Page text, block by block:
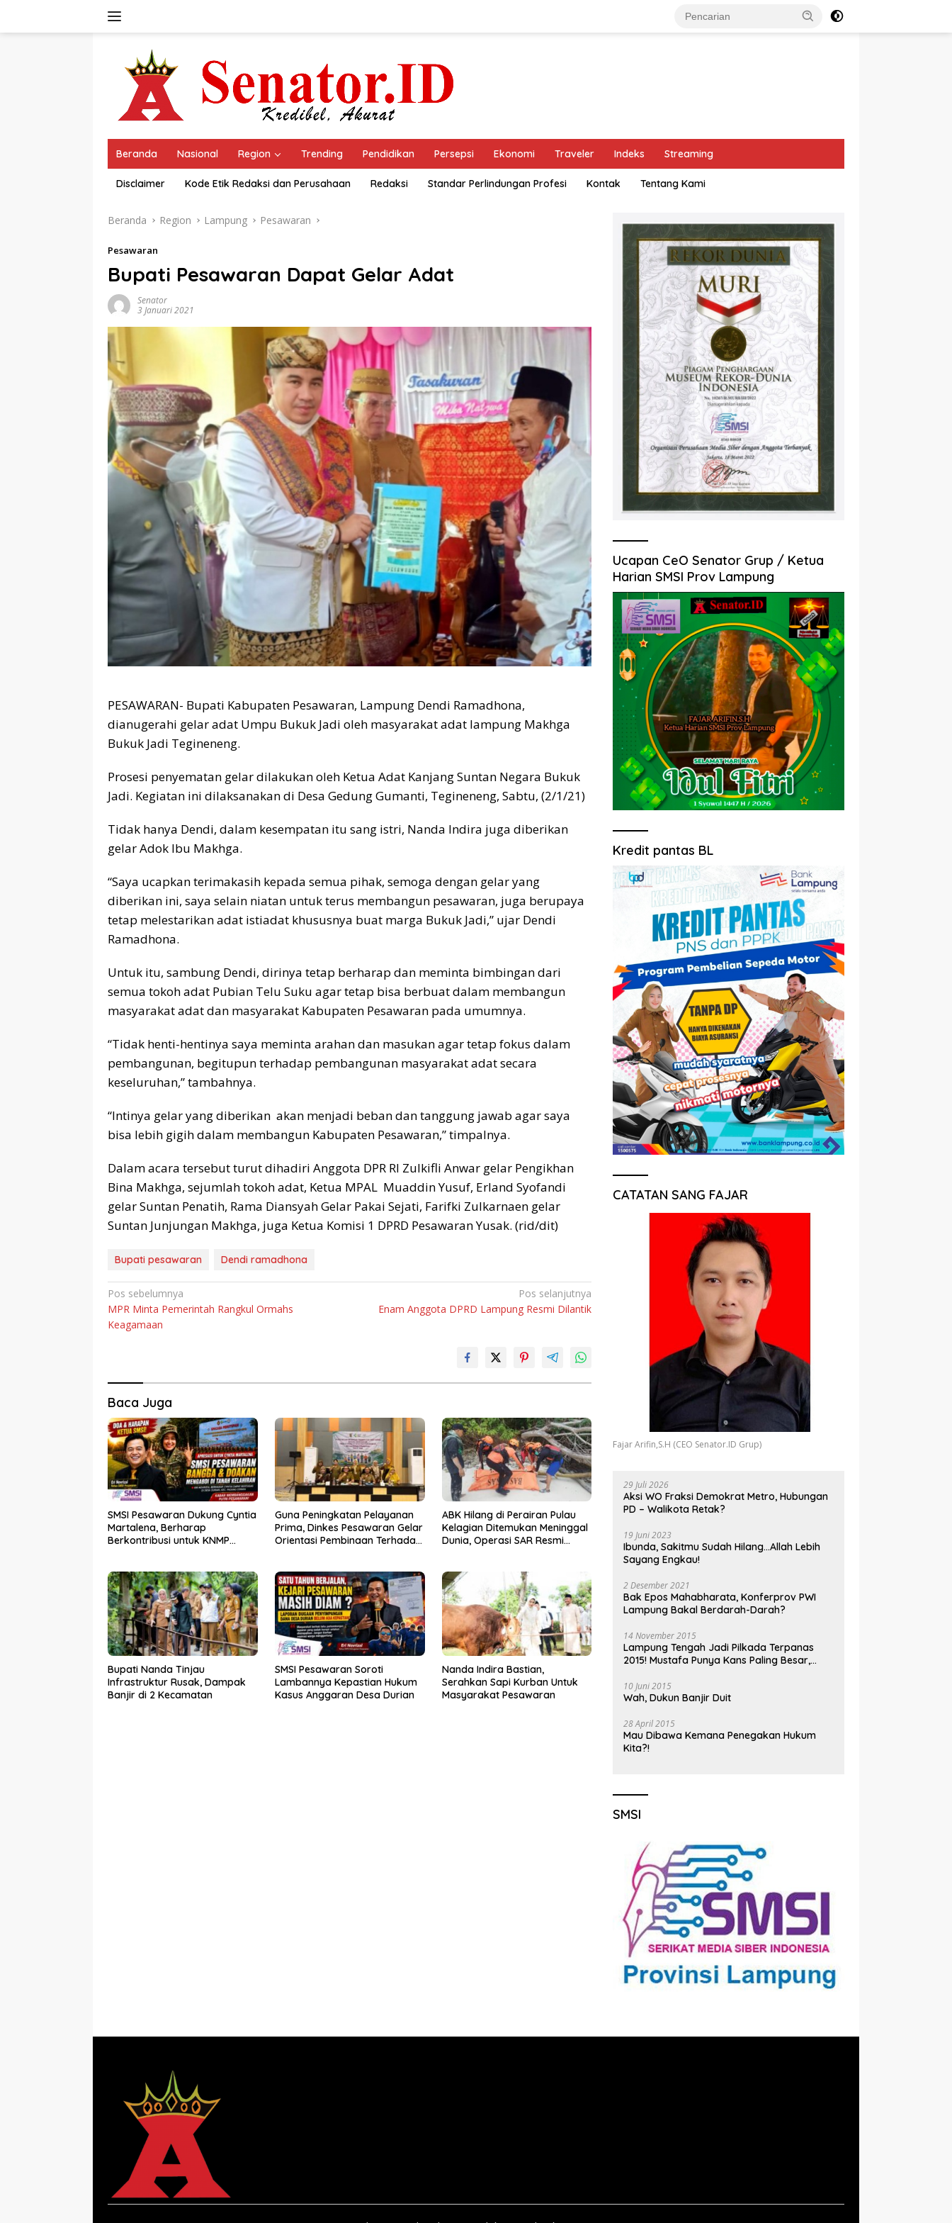
Beranda Nasional Region Trending Pendidikan Persepsi Ekonomi Traveler Indeks Streaming
Disclaimer Kode Etik Redaksi dan Perusahaan Redaksi Standar Perlindungan Profesi Kontak Tentang Kami
Beranda Region Lampung Pesawaran
Pesawaran
Bupati Pesawaran Dapat Gelar Adat
Senator
3 Januari 2021
PESAWARAN- Bupati Kabupaten Pesawaran, Lampung Dendi Ramadhona,
dianugerahi gelar adat Umpu Bukuk Jadi oleh masyarakat adat lampung Makhga
Bukuk Jadi Tegineneng.
Prosesi penyematan gelar dilakukan oleh Ketua Adat Kanjang Suntan Negara Bukuk
Jadi. Kegiatan ini dilaksanakan di Desa Gedung Gumanti, Tegineneng, Sabtu, (2/1/21)
Tidak hanya Dendi, dalam kesempatan itu sang istri, Nanda Indira juga diberikan
gelar Adok Ibu Makhga.
“Saya ucapkan terimakasih kepada semua pihak, semoga dengan gelar yang
diberikan ini, saya selain niatan untuk terus membangun pesawaran, juga berupaya
tetap melestarikan adat istiadat khususnya buat marga Bukuk Jadi,” ujar Dendi
Ramadhona.
Untuk itu, sambung Dendi, dirinya tetap berharap dan meminta bimbingan dari
semua tokoh adat Pubian Telu Suku agar tetap bisa berbuat dalam membangun
masyarakat adat dan masyarakat Kabupaten Pesawaran pada umumnya.
“Tidak henti-hentinya saya meminta arahan dan masukan agar tetap fokus dalam
pembangunan, begitupun terhadap pembangunan masyarakat adat secara
keseluruhan,” tambahnya.
“Intinya gelar yang diberikan akan menjadi beban dan tanggung jawab agar saya
bisa lebih gigih dalam membangun Kabupaten Pesawaran,” timpalnya.
Dalam acara tersebut turut dihadiri Anggota DPR RI Zulkifli Anwar gelar Pengikhan
Bina Makhga, sejumlah tokoh adat, Ketua MPAL Muaddin Yusuf, Erland Syofandi
gelar Suntan Penatih, Rama Diansyah Gelar Pakai Sejati, Farifki Zulkarnaen gelar
Suntan Junjungan Makhga, juga Ketua Komisi 1 DPRD Pesawaran Yusak. (rid/dit)
Bupati pesawaran Dendi ramadhona
Navigasi
pos
Pos sebelumnya
MPR Minta Pemerintah Rangkul Ormahs
Keagamaan
Pos selanjutnya
Enam Anggota DPRD Lampung Resmi Dilantik
Baca Juga
SMSI Pesawaran Dukung Cyntia
Martalena, Berharap
Berkontribusi untuk KNMP
Guna Peningkatan Pelayanan
Prima, Dinkes Pesawaran Gelar
Orientasi Pembinaan Terhadap
ABK Hilang di Perairan Pulau
Kelagian Ditemukan Meninggal
Dunia, Operasi SAR Resmi
Bupati Nanda Tinjau
Infrastruktur Rusak, Dampak
Banjir di 2 Kecamatan
SMSI Pesawaran Soroti
Lambannya Kepastian Hukum
Kasus Anggaran Desa Durian
Nanda Indira Bastian,
Serahkan Sapi Kurban Untuk
Masyarakat Pesawaran
Ucapan CeO Senator Grup / Ketua
Harian SMSI Prov Lampung
Kredit pantas BL
CATATAN SANG FAJAR
Fajar Arifin,S.H (CEO Senator.ID Grup)
29 Juli 2026
Aksi WO Fraksi Demokrat Metro, Hubungan
PD – Walikota Retak?
19 Juni 2023
Ibunda, Sakitmu Sudah Hilang…Allah Lebih
Sayang Engkau!
2 Desember 2021
Bak Epos Mahabharata, Konferprov PWI
Lampung Bakal Berdarah-Darah?
14 November 2015
Lampung Tengah Jadi Pilkada Terpanas
2015! Mustafa Punya Kans Paling Besar,
10 Juni 2015
Wah, Dukun Banjir Duit
28 April 2015
Mau Dibawa Kemana Penegakan Hukum
Kita?!
SMSI